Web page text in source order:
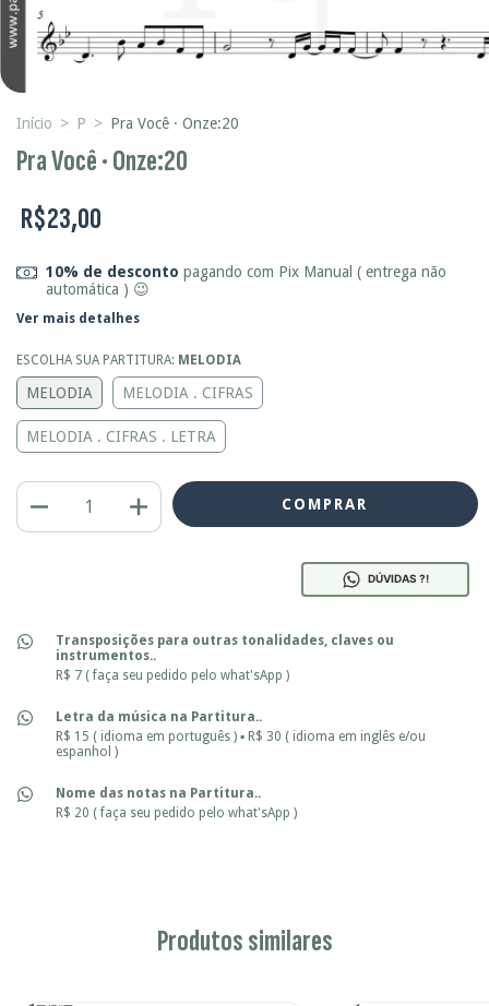
Início > P > Pra Você · Onze:20
Pra Você · Onze:20
R$23,00
10% de desconto pagando com Pix Manual ( entrega não
automática ) 😉
Ver mais detalhes
ESCOLHA SUA PARTITURA: MELODIA
MELODIA MELODIA . CIFRAS
MELODIA . CIFRAS . LETRA
DÚVIDAS ?!
Transposições para outras tonalidades, claves ou
instrumentos..
R$ 7 ( faça seu pedido pelo what'sApp )
Letra da música na Partitura..
R$ 15 ( idioma em português ) ▪ R$ 30 ( idioma em inglês e/ou
espanhol )
Nome das notas na Partitura..
R$ 20 ( faça seu pedido pelo what'sApp )
Produtos similares